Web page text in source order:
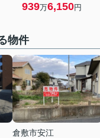
939万6,150円
物件
倉敷市安江